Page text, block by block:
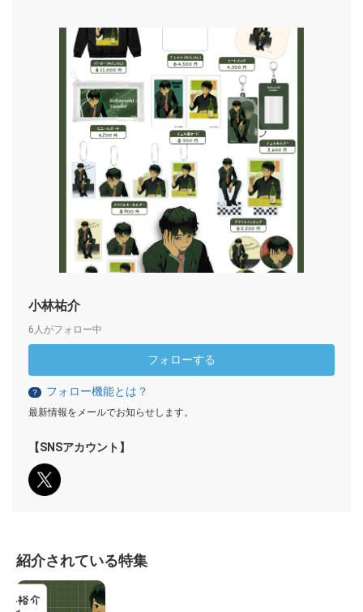
小林祐介
6人がフォロー中
フォローする
？ フォロー機能とは？
最新情報をメールでお知らせします。
【SNSアカウント】
紹介されている特集